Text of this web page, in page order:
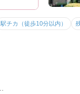
駅チカ（徒歩10分以内）